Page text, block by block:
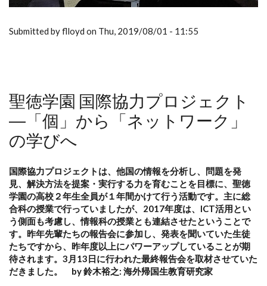
Submitted by flloyd on Thu, 2019/08/01 - 11:55
聖徳学園 国際協力プロジェクト
―「個」から「ネットワーク」
の学びへ
国際協力プロジェクトは、他国の情報を分析し、問題を発
見、解決方法を提案・実行する力を育むことを目標に、聖徳
学園の高校２年生全員が１年間かけて行う活動です。主に総
合科の授業で行っていましたが、2017年度は、ICT活用とい
う側面も考慮し、情報科の授業とも連結させたということで
す。昨年先輩たちの報告会に参加し、発表を聞いていた生徒
たちですから、昨年度以上にパワーアップしていることが期
待されます。3月13日に行われた最終報告会を取材させていた
だきました。 by 鈴木裕之: 海外帰国生教育研究家